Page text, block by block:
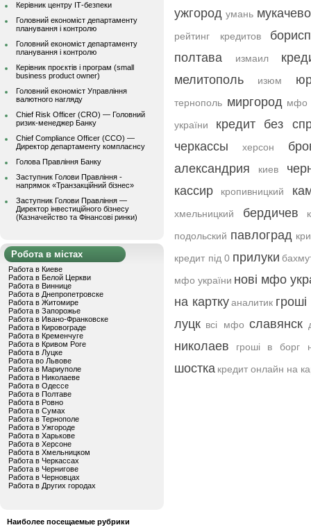
Керівник центру ІТ-безпеки
Головний економіст департаменту
планування і контролю
Головний економіст департаменту
планування і контролю
Керівник проєктів і програм (small
business product owner)
Головний економіст Управління
валютного нагляду
Chief Risk Officer (CRO) — Головний
ризик-менеджер Банку
Chief Compliance Officer (CCO) —
Директор департаменту комплаєнсу
Голова Правління Банку
Заступник Голови Правління -
напрямок «Транзакційний бізнес»
Заступник Голови Правління —
Директор інвестиційного бізнесу
(Казначейство та Фінансові ринки)
Робота в містах
Работа в Киеве
Работа в Белой Церкви
Работа в Виннице
Работа в Днепропетровске
Работа в Житомире
Работа в Запорожье
Работа в Ивано-Франковске
Работа в Кировограде
Работа в Кременчуге
Работа в Кривом Роге
Работа в Луцке
Работа во Львове
Работа в Мариуполе
Работа в Николаеве
Работа в Одессе
Работа в Полтаве
Работа в Ровно
Работа в Сумах
Работа в Тернополе
Работа в Ужгороде
Работа в Харькове
Работа в Херсоне
Работа в Хмельницком
Работа в Черкассах
Работа в Чернигове
Работа в Черновцах
Работа в Других городах
Наиболее посещаемые рубрики
ужгород умань мукачево
рейтинг кредитов
полтава
измаил
мелитополь
изюм
тернополь миргород мфо
україни
кредит без
черкассы
херсон
александрия
киев
кассир
кропивницкий
хмельницкий бердичев
подольский павлоград
кредит під 0 прилуки
мфо україни нові мфо
на картку аналитик
луцк всі мфо славянск
николаев гроші в борг
шостка кредит онлайн на